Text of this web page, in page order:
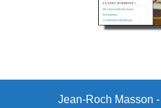
Jean-Roch Masson